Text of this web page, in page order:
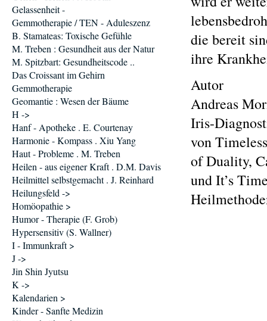
die bereit
ihre
Autor
Andreas
Iris-
von
of Duality,
und It’s
Gelassenheit -
Gemmotherapie / TEN - Aduleszenz
B. Stamateas: Toxische Gefühle
M. Treben : Gesundheit aus der Natur
M. Spitzbart: Gesundheitscode ..
Das Croissant im Gehirn
Gemmotherapie
Geomantie : Wesen der Bäume
H ->
Hanf - Apotheke . E. Courtenay
Harmonie - Kompass . Xiu Yang
Haut - Probleme . M. Treben
Heilen - aus eigener Kraft . D.M. Davis
Heilmittel selbstgemacht . J. Reinhard
Heilungsfeld ->
Homöopathie >
Humor - Therapie (F. Grob)
Hypersensitiv (S. Wallner)
I - Immunkraft >
J ->
Jin Shin Jyutsu
K ->
Kalendarien >
Kinder - Sanfte Medizin